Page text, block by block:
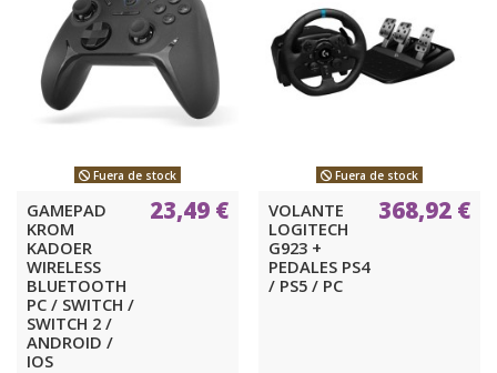
Fuera de stock
GAMEPAD
KROM
KADOER
WIRELESS
BLUETOOTH
PC / SWITCH /
SWITCH 2 /
ANDROID /
IOS
23,49 €
Fuera de stock
VOLANTE
LOGITECH
G923 +
PEDALES PS4
/ PS5 / PC
368,92 €